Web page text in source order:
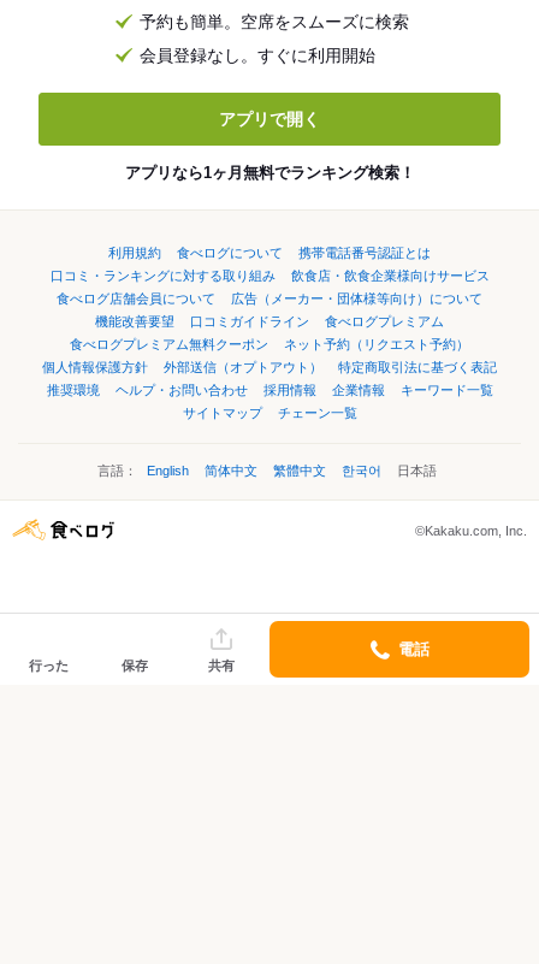
予約も簡単。空席をスムーズに検索
会員登録なし。すぐに利用開始
アプリで開く
アプリなら1ヶ月無料でランキング検索！
利用規約 食べログについて
携帯電話番号認証とは
口コミ・ランキングに対する取り組み
飲食店・飲食企業様向けサービス
食べログ店舗会員について
広告（メーカー・団体様等向け）について
機能改善要望
口コミガイドライン
食べログプレミアム
食べログプレミアム無料クーポン
ネット予約（リクエスト予約）
個人情報保護方針
外部送信（オプトアウト）
特定商取引法に基づく表記
推奨環境
ヘルプ・お問い合わせ 採用情報 企業情報
キーワード一覧
サイトマップ
チェーン一覧
言語： English 简体中文 繁體中文 한국어 日本語
©Kakaku.com, Inc.
行った 保存 共有
電話